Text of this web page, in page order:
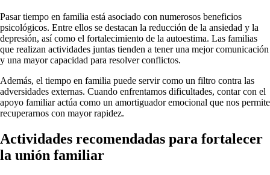
Pasar tiempo en familia está asociado con numerosos beneficios
psicológicos. Entre ellos se destacan la reducción de la ansiedad y la
depresión, así como el fortalecimiento de la autoestima. Las familias
que realizan actividades juntas tienden a tener una mejor comunicación
y una mayor capacidad para resolver conflictos.
Además, el tiempo en familia puede servir como un filtro contra las
adversidades externas. Cuando enfrentamos dificultades, contar con el
apoyo familiar actúa como un amortiguador emocional que nos permite
recuperarnos con mayor rapidez.
Actividades recomendadas para fortalecer
la unión familiar